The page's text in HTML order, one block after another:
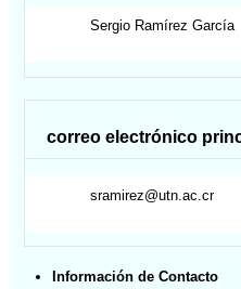
Sergio Ramírez García
correo electrónico
sramirez@utn.ac.cr
Información de Contacto